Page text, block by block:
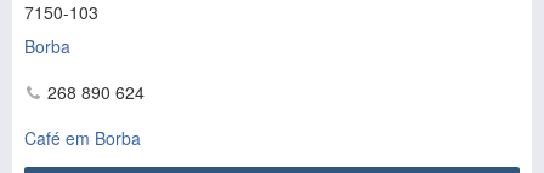
7150-103
Borba
268 890 624
Café em Borba